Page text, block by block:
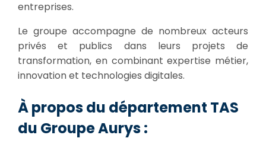
entreprises.
Le groupe accompagne de nombreux acteurs
privés et publics dans leurs projets de
transformation, en combinant expertise métier,
innovation et technologies digitales.
À propos du département TAS
du Groupe Aurys :